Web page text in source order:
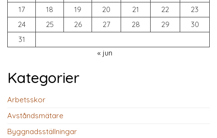
17
18 19 20 21 22
23
24
25 26 27 28 29
30
31
« jun
Kategorier
Arbetsskor
Avståndsmätare
Byggnadsställningar